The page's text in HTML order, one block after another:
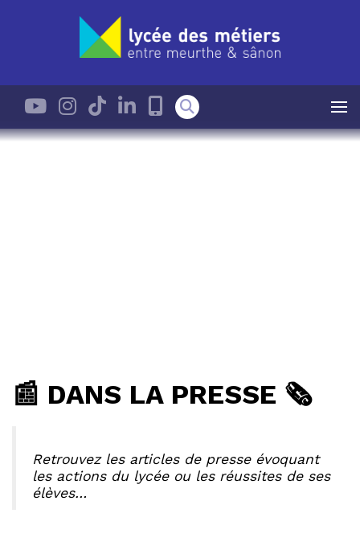
📰 DANS LA PRESSE 🗞️
Retrouvez les articles de presse évoquant
les actions du lycée ou les réussites de ses
élèves…